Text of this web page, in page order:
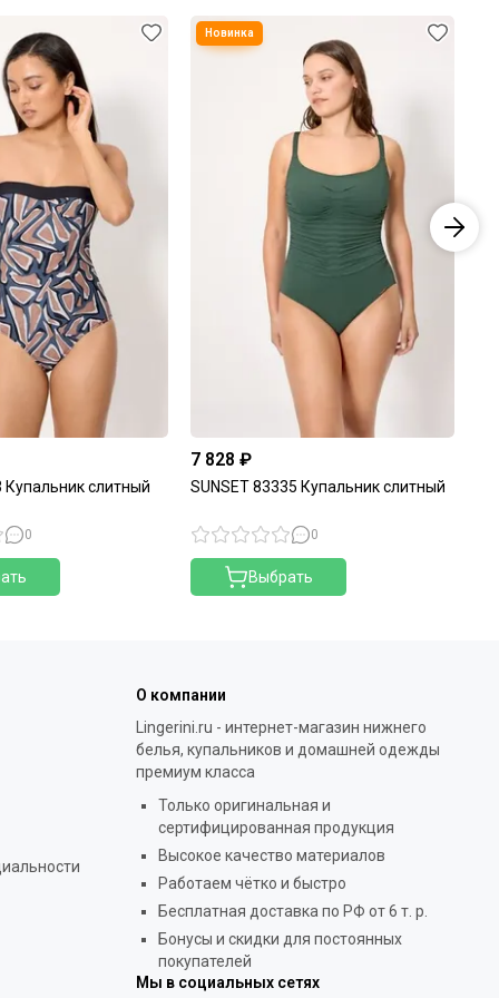
Купальник слитный
0
7 828 ₽
SUNSET 83335 Купальник слитный
0
Выбрать
О компании
Lingerini.ru - интернет-магазин нижнего
белья, купальников и домашней одежды
премиум класса
Только оригинальная и
сертифицированная продукция
Высокое качество материалов
Работаем чётко и быстро
Бесплатная доставка по РФ от 6 т. р.
Бонусы и скидки для постоянных
покупателей
Мы в социальных сетях